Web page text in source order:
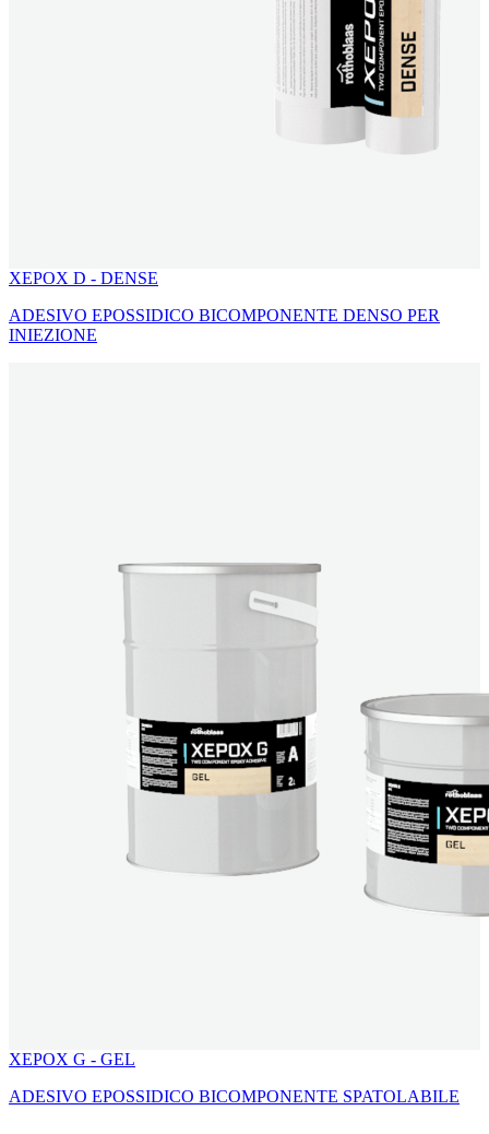
XEPOX D - DENSE
ADESIVO EPOSSIDICO BICOMPONENTE DENSO PER
INIEZIONE
XEPOX G - GEL
ADESIVO EPOSSIDICO BICOMPONENTE SPATOLABILE